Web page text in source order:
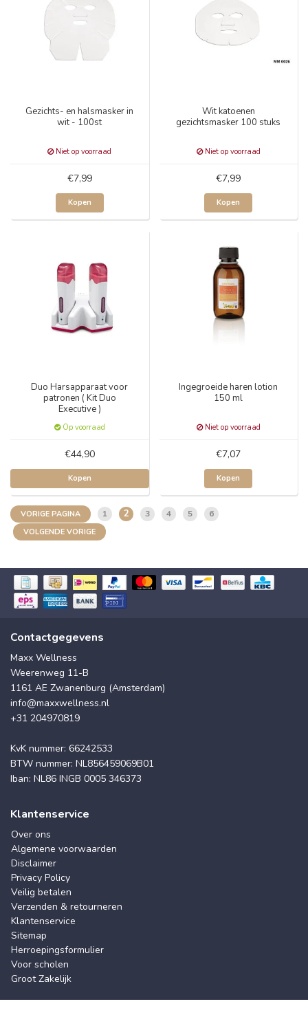
Gezichts- en halsmasker in
wit - 100st
Niet op voorraad
€7,99
Kopen
Wit katoenen
gezichtsmasker 100 stuks
Niet op voorraad
€7,99
Kopen
Duo Harsapparaat voor
patronen ( Kit Duo
Executive )
Op voorraad
€44,90
Kopen
Ingegroeide haren lotion
150 ml
Niet op voorraad
€7,07
Kopen
VORIGE PAGINA 1 2 3 4 5 6
VOLGENDE VORIGE
Contactgegevens
Maxx Wellness
Weerenweg 11-B
1161 AE Zwanenburg (Amsterdam)
info@maxxwellness.nl
+31 204970819
KvK nummer: 66242533
BTW nummer: NL856459069B01
Iban: NL86 INGB 0005 346373
Klantenservice
Over ons
Algemene voorwaarden
Disclaimer
Privacy Policy
Veilig betalen
Verzenden & retourneren
Klantenservice
Sitemap
Herroepingsformulier
Voor scholen
Groot Zakelijk